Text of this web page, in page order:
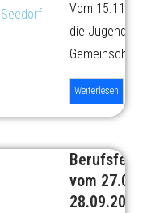
Vom 15.11 bis
die
Weiterlesen
vom 27.09 –
28.09.2024